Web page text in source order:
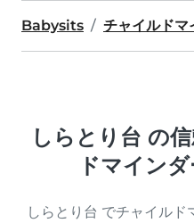
Babysits チャイルドマ
しらとり台 の
ドマイン
しらとり台 でチャイルド